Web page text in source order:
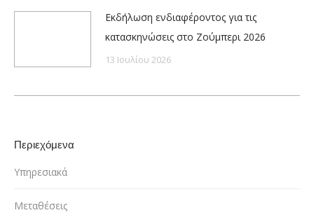
Εκδήλωση ενδιαφέροντος για τις
κατασκηνώσεις στο Ζούμπερι 2026
13 Ιουλίου 2026
Περιεχόμενα
Υπηρεσιακά
Μεταθέσεις